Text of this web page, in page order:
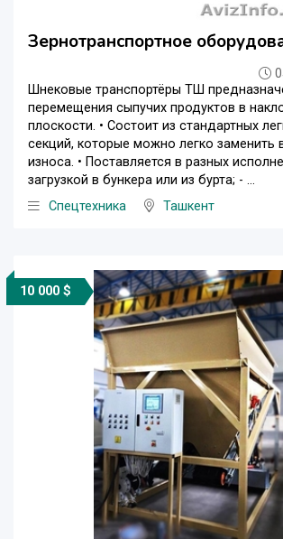
Зернотранспортное
Шнековые транспортёры ТШ
перемещения сыпучих продуктов в
плоскости. • Состоит из стандартных
секций, которые можно легко заменить
износа. • Поставляется в разных
загрузкой в бункера или из бурта; - ...
Спецтехника
Ташкент
10 000 $